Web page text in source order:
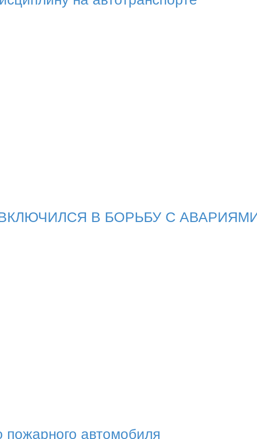
В БОРЬБУ С
пожарного автомобиля